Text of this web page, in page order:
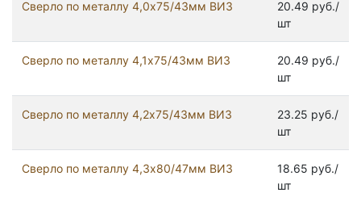
Сверло по металлу 4,0х75/43мм ВИЗ
20.49 руб./
шт
Сверло по металлу 4,1х75/43мм ВИЗ
20.49 руб./
шт
Сверло по металлу 4,2х75/43мм ВИЗ
23.25 руб./
шт
Сверло по металлу 4,3х80/47мм ВИЗ
18.65 руб./
шт